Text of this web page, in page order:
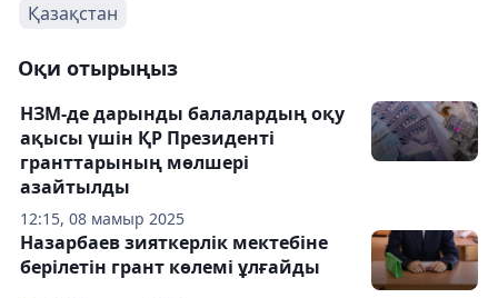
Қазақстан
Оқи отырыңыз
12:15, 08 мамыр 2025
НЗМ-де дарынды балалардың оқу
ақысы үшін ҚР Президенті
гранттарының мөлшері
азайтылды
Назарбаев зияткерлік мектебіне
берілетін грант көлемі ұлғайды